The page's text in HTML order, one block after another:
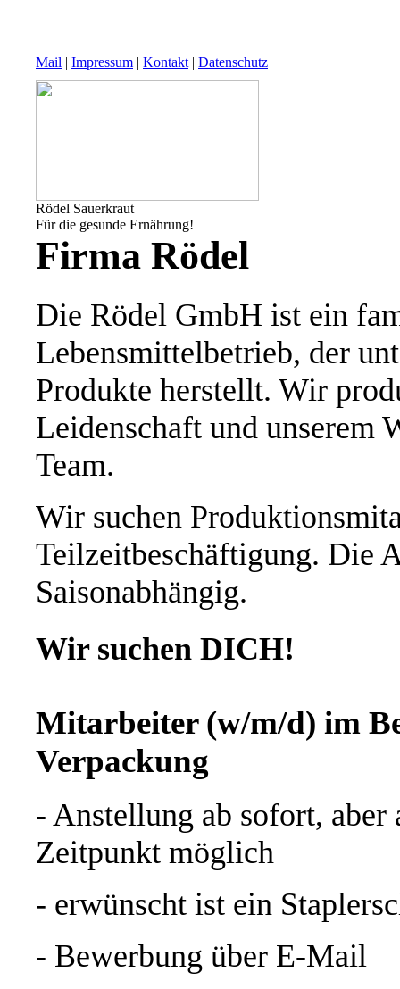
Mail | Impressum | Kontakt | Datenschutz
Rödel Sauerkraut
Für die gesunde Ernährung!
Firma Rödel
Die Rödel GmbH ist ein
Lebensmittelbetrieb, der
Produkte herstellt. Wir
Leidenschaft und unserem
Team.
Wir suchen
Teilzeitbeschäftigung. Die
Saisonabhängig.
Wir suchen DICH!
Mitarbeiter (w/m/d) im
Verpackung
- Anstellung ab sofort, aber
Zeitpunkt möglich
- erwünscht ist ein
- Bewerbung über E-Mail